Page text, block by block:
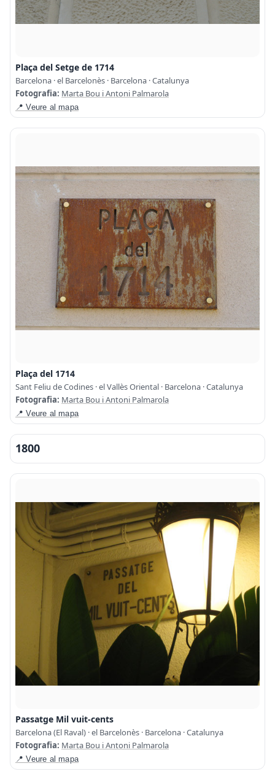
Plaça del Setge de 1714
Barcelona · el Barcelonès · Barcelona · Catalunya
Fotografia: Marta Bou i Antoni Palmarola
📍 Veure al mapa
Plaça del 1714
Sant Feliu de Codines · el Vallès Oriental · Barcelona · Catalunya
Fotografia: Marta Bou i Antoni Palmarola
📍 Veure al mapa
1800
Passatge Mil vuit-cents
Barcelona (El Raval) · el Barcelonès · Barcelona · Catalunya
Fotografia: Marta Bou i Antoni Palmarola
📍 Veure al mapa